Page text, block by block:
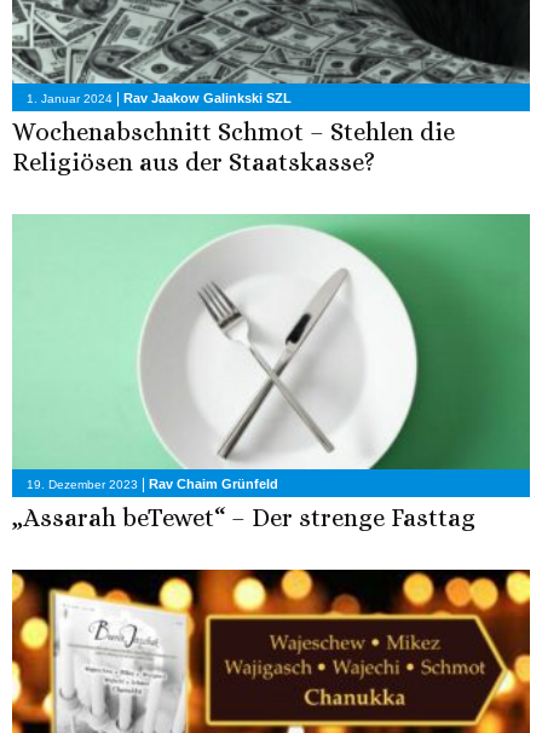
1. Januar 2024 | Rav Jaakow Galinkski SZL
Wochenabschnitt Schmot – Stehlen die
Religiösen aus der Staatskasse?
19. Dezember 2023 Rav Chaim Grünfeld
„Assarah beTewet“ – Der strenge Fasttag